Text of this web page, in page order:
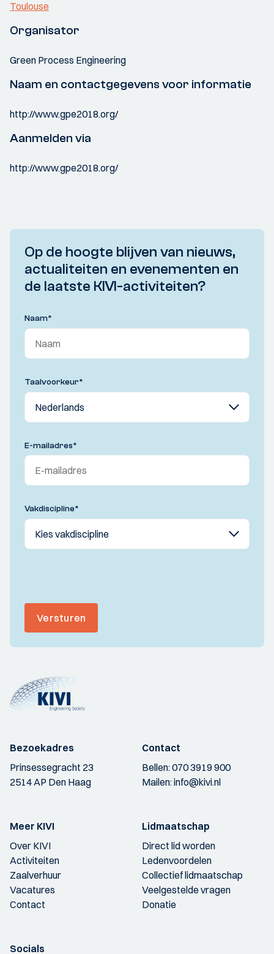
Toulouse
Organisator
Green Process Engineering
Naam en contactgegevens voor informatie
http://www.gpe2018.org/
Aanmelden via
http://www.gpe2018.org/
Op de hoogte blijven van nieuws,
actualiteiten en evenementen en
de laatste KIVI-activiteiten?
Naam*
Taalvoorkeur*
E-mailadres*
Vakdiscipline*
Versturen
Bezoekadres
Prinsessegracht 23
2514 AP Den Haag
Contact
Bellen:070 3919 900
Mailen:info@kivi.nl
Meer KIVI
Over KIVI
Activiteiten
Zaalverhuur
Vacatures
Contact
Lidmaatschap
Direct lid worden
Ledenvoordelen
Collectief lidmaatschap
Veelgestelde vragen
Donatie
Socials